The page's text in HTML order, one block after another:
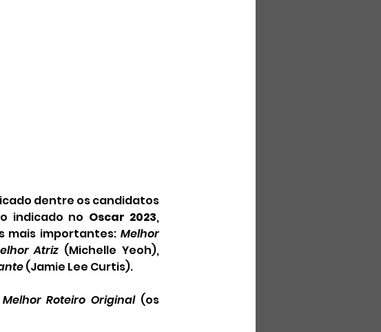
dentre os candidatos
indicado no Oscar 2023,
mais importantes: Melhor
Atriz
(Jamie Lee Curtis).
Melhor Roteiro Original (os